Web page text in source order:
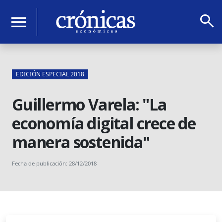
menu search
EDICIÓN ESPECIAL 2018
Guillermo Varela: "La
economía digital crece de
manera sostenida"
Fecha de publicación: 28/12/2018